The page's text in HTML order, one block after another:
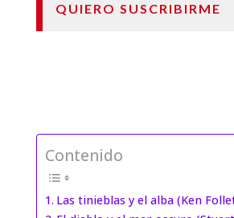
QUIERO SUSCRIBIRME
Contenido
Las tinieblas y el alba (Ken